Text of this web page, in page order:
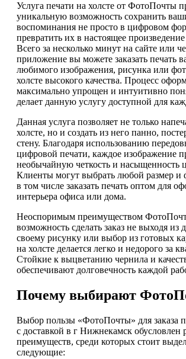
Услуга печати на холсте от ФотоПочты
уникальную возможность сохранить
воспоминания не просто в цифровом
превратить их в настоящее произведение
Всего за несколько минут на сайте или
приложение вы можете заказать печать
любимого изображения, рисунка или
холсте высокого качества. Процесс
максимально упрощен и интуитивно
делает данную услугу доступной для
Данная услуга позволяет не только
холсте, но и создать из него панно,
стену. Благодаря использованию
цифровой печати, каждое изображение
необычайную четкость и насыщенность
Клиенты могут выбрать любой размер и
в том числе заказать печать оптом для
интерьера офиса или дома.
Неоспоримым преимуществом
возможность сделать заказ не выходя из
своему рисунку или выбор из готовых
на холсте делается легко и недорого за
Стойкие к выцветанию чернила и
обеспечивают долговечность каждой
Почему выбирают
Выбор пользы «ФотоПочты» для заказа
с доставкой в г Нижнекамск обусловлен
преимуществ, среди которых стоит
следующие: